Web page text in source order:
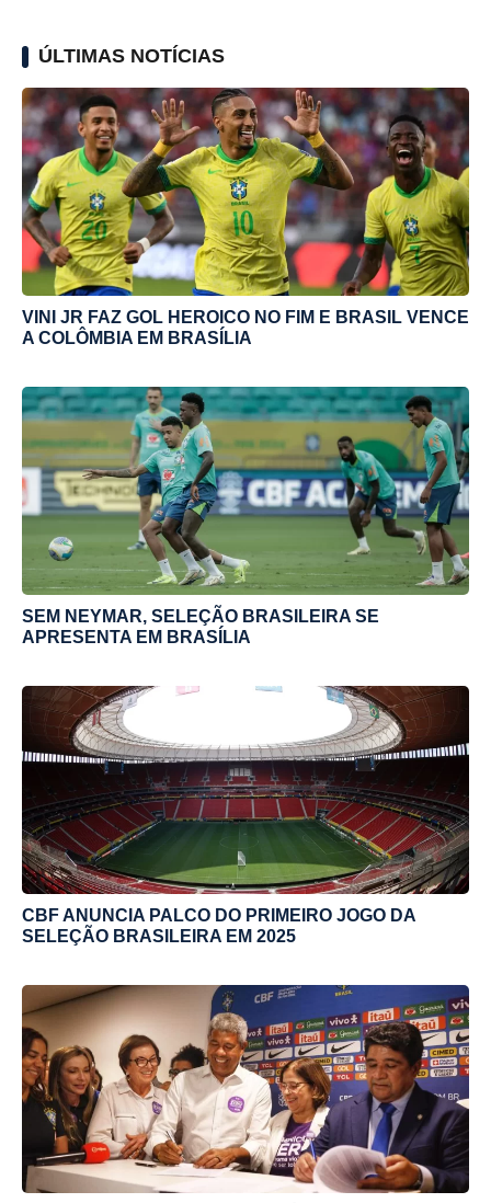
ÚLTIMAS NOTÍCIAS
VINI JR FAZ GOL HEROICO NO FIM E BRASIL VENCE
A COLÔMBIA EM BRASÍLIA
SEM NEYMAR, SELEÇÃO BRASILEIRA SE
APRESENTA EM BRASÍLIA
CBF ANUNCIA PALCO DO PRIMEIRO JOGO DA
SELEÇÃO BRASILEIRA EM 2025